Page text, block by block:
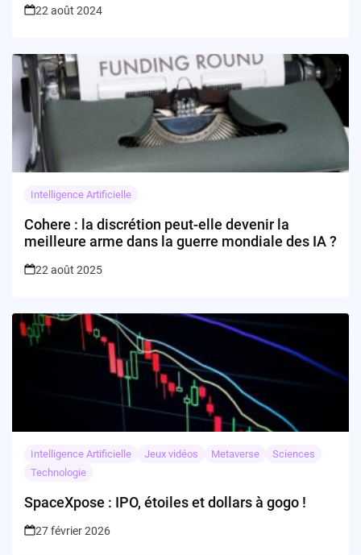
22 août 2024
Intelligence Artificielle
Cohere : la discrétion peut-elle devenir la
meilleure arme dans la guerre mondiale des IA ?
22 août 2025
Intelligence Artificielle Jeux vidéos Metaverse
Sciences
Technologie
SpaceXpose : IPO, étoiles et dollars à gogo !
27 février 2026